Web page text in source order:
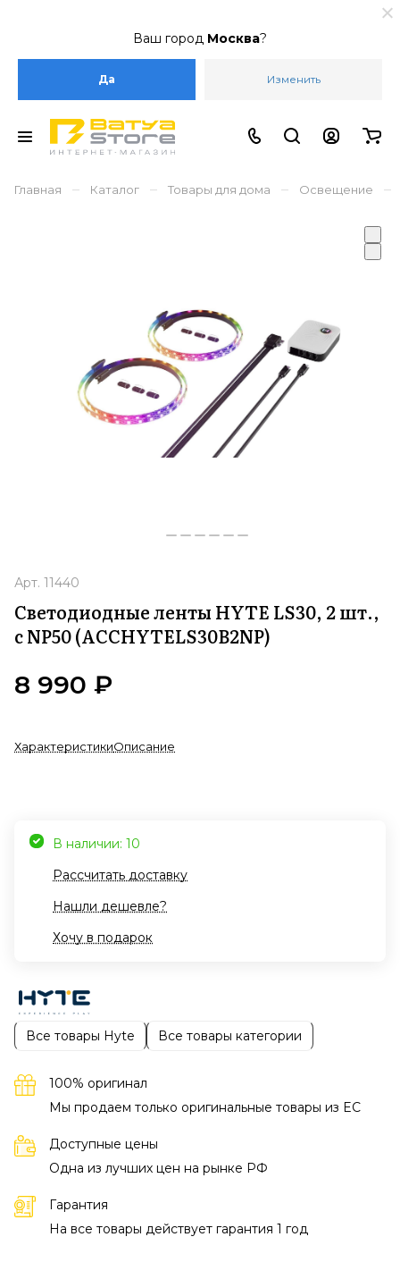
Ваш город Москва?
Да Изменить
Главная – Каталог – Товары для дома – Освещение –
Арт. 11440
Светодиодные ленты HYTE LS30, 2 шт.,
с NP50 (ACCHYTELS30B2NP)
8 990 ₽
ХарактеристикиОписание
В наличии: 10
Рассчитать доставку
Нашли дешевле?
Хочу в подарок
Все товары Hyte Все товары категории
100% оригинал
Мы продаем только оригинальные товары из EC
Доступные цены
Одна из лучших цен на рынке РФ
Гарантия
На все товары действует гарантия 1 год